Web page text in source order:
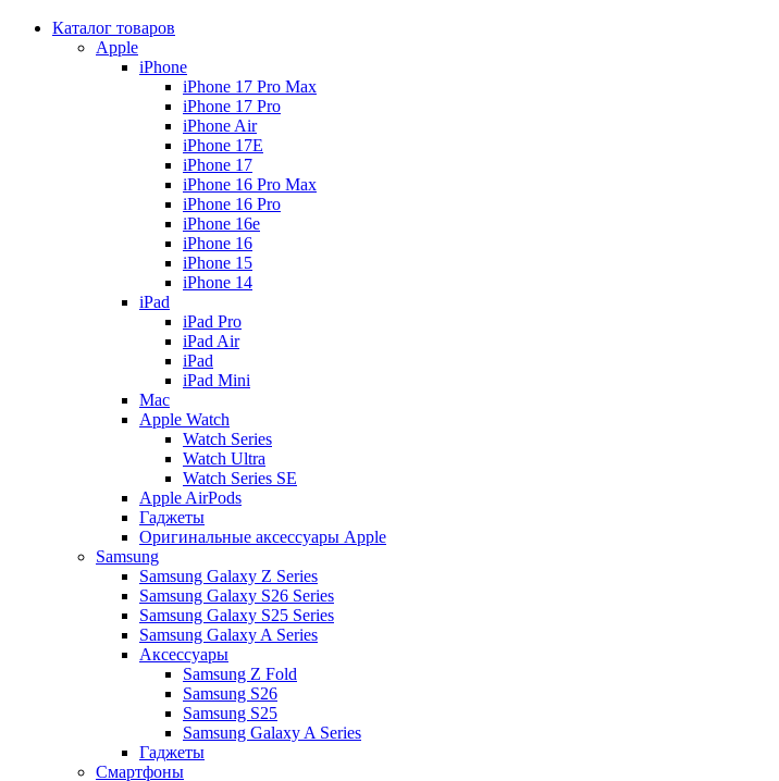
Каталог товаров
Apple
iPhone
iPhone 17 Pro Max
iPhone 17 Pro
iPhone Air
iPhone 17E
iPhone 17
iPhone 16 Pro Max
iPhone 16 Pro
iPhone 16e
iPhone 16
iPhone 15
iPhone 14
iPad
iPad Pro
iPad Air
iPad
iPad Mini
Mac
Apple Watch
Watch Series
Watch Ultra
Watch Series SE
Apple AirPods
Гаджеты
Оригинальные аксессуары Apple
Samsung
Samsung Galaxy Z Series
Samsung Galaxy S26 Series
Samsung Galaxy S25 Series
Samsung Galaxy A Series
Аксессуары
Samsung Z Fold
Samsung S26
Samsung S25
Samsung Galaxy A Series
Гаджеты
Смартфоны